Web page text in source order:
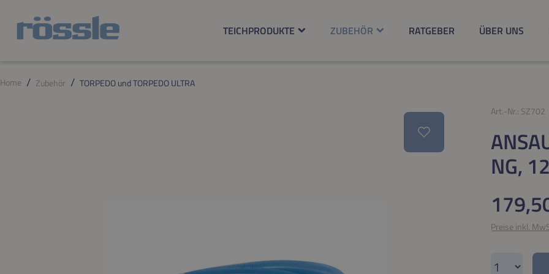
Hauptinhalt springen
Zur Suche springen
Zur Hauptnavigation springen
TEICHPRODUKTE ZUBEHÖR RATGEBER ÜBER UNS
Home Zubehör TORPEDO und TORPEDO ULTRA
Art.-Nr.: SZ702
NG,
Regulärer
Preise inkl.
Produkt